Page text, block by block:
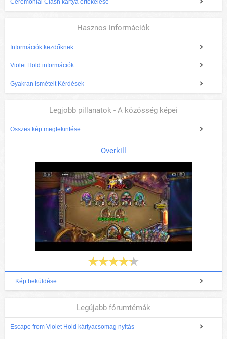
Ceremonial Clash kártya értékelése
Hasznos információk
Információk kezdőknek
Violet Hold információk
Gyakran Ismételt Kérdések
Legjobb pillanatok - A közösség képei
Összes kép megtekintése
Overkill
+ Kép beküldése
Legújabb fórumtémák
Escape from Violet Hold kártyacsomag nyitás